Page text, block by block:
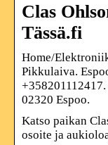
Clas
Tässä.fi
Home/
Pikkulaiva.
02320 Espoo.
Katso paikan
osoite ja